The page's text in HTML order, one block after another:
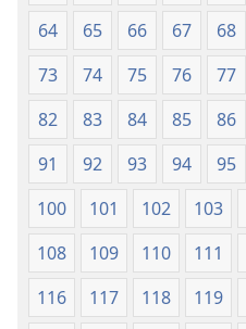
64
65 66 67 68
73
74 75 76 77
82
83 84 85 86
91
92 93 94 95
100
101 102 103
108
109 110 111
116
117 118 119